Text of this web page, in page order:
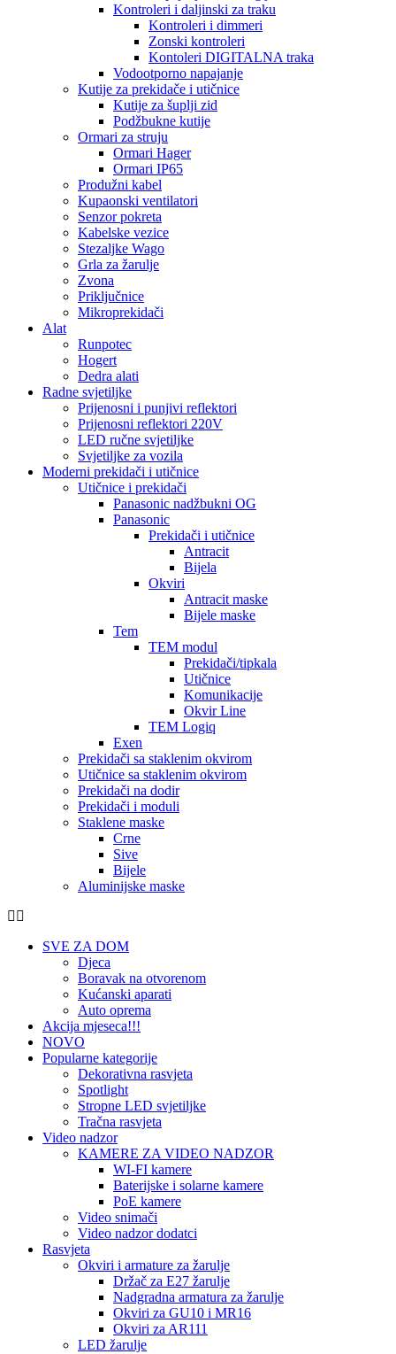
Kontroleri i daljinski za traku
Kontroleri i dimmeri
Zonski kontroleri
Kontoleri DIGITALNA traka
Vodootporno napajanje
Kutije za prekidače i utičnice
Kutije za šuplji zid
Podžbukne kutije
Ormari za struju
Ormari Hager
Ormari IP65
Produžni kabel
Kupaonski ventilatori
Senzor pokreta
Kabelske vezice
Stezaljke Wago
Grla za žarulje
Zvona
Priključnice
Mikroprekidači
Alat
Runpotec
Hogert
Dedra alati
Radne svjetiljke
Prijenosni i punjivi reflektori
Prijenosni reflektori 220V
LED ručne svjetiljke
Svjetiljke za vozila
Moderni prekidači i utičnice
Utičnice i prekidači
Panasonic nadžbukni OG
Panasonic
Prekidači i utičnice
Antracit
Bijela
Okviri
Antracit maske
Bijele maske
Tem
TEM modul
Prekidači/tipkala
Utičnice
Komunikacije
Okvir Line
TEM Logiq
Exen
Prekidači sa staklenim okvirom
Utičnice sa staklenim okvirom
Prekidači na dodir
Prekidači i moduli
Staklene maske
Crne
Sive
Bijele
Aluminijske maske
SVE ZA DOM
Djeca
Boravak na otvorenom
Kućanski aparati
Auto oprema
Akcija mjeseca!!!
NOVO
Popularne kategorije
Dekorativna rasvjeta
Spotlight
Stropne LED svjetiljke
Tračna rasvjeta
Video nadzor
KAMERE ZA VIDEO NADZOR
WI-FI kamere
Baterijske i solarne kamere
PoE kamere
Video snimači
Video nadzor dodatci
Rasvjeta
Okviri i armature za žarulje
Držač za E27 žarulje
Nadgradna armatura za žarulje
Okviri za GU10 i MR16
Okviri za AR111
LED žarulje